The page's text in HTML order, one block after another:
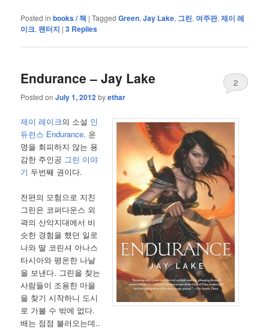
Posted in books / 책 |Tagged Green,Jay Lake, 그린, 여주판,제이 레
이크,팬터지 |3 Replies
Endurance – Jay Lake
Posted onJuly 1, 2012byethar
2
제이 레이크의 소설 인
듀런스 Endurance. 운
명을 회피하지 않는 용
감한 주인공 그린 이야
기 두번째 권이다.
전편의 모험으로 지친
그린은 코퍼다운스 외
곽의 산악지대에서 비
슷한 경험을 했던 일로
나와 딸 코린셔 아나스
타시아와 평온한 나날
을 보낸다. 그린을 찾는
사람들이 조용한 마을
을 찾기 시작하니 도시
로 가볼 수 밖에 없다.
배는 점점 불러오는데..